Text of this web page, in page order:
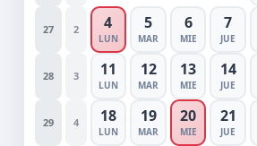
27 2 4
LUN
5
MAR
6
MIE
7
JUE
28 3 11
LUN
12
MAR
13
MIE
14
JUE
29 4 18
LUN
19
MAR
20
MIE
21
JUE